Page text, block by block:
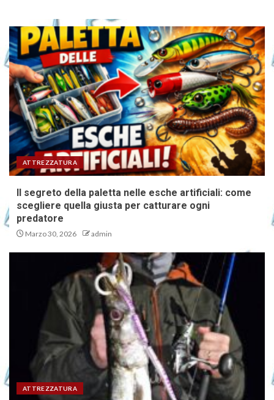
ATTREZZATURA
Il segreto della paletta nelle esche artificiali: come
scegliere quella giusta per catturare ogni
predatore
Marzo 30, 2026 admin
ATTREZZATURA